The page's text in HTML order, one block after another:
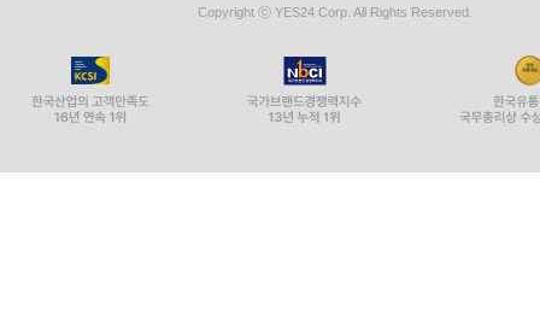
Copyright ⓒ YES24 Corp. All Rights Reserved.